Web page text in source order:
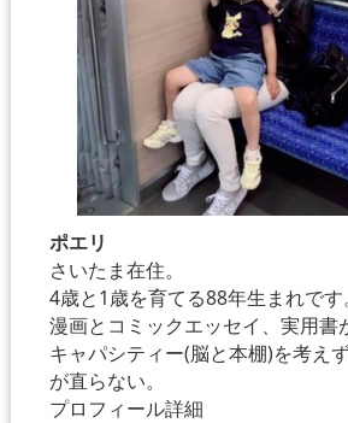
ポエリ
さいたま在住。
4歳と1歳を育てる88年生まれです。
漫画とコミックエッセイ、実用書
キャパシティー(脳と本棚)を考え
が直らない。
プロフィール詳細